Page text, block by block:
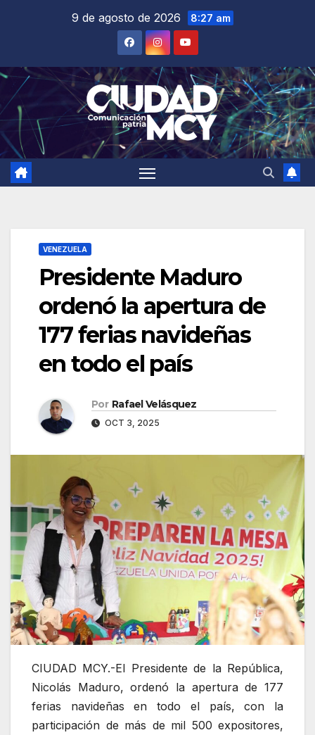
9 de agosto de 2026 8:27 am
VENEZUELA
Presidente Maduro
ordenó la apertura de
177 ferias navideñas
en todo el país
Por Rafael Velásquez
OCT 3, 2025
CIUDAD MCY.-El Presidente de la República,
Nicolás Maduro, ordenó la apertura de 177
ferias navideñas en todo el país, con la
participación de más de mil 500 expositores,